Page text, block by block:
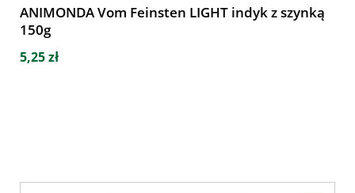
ANIMONDA Vom Feinsten LIGHT indyk z szynką
150g
5,25 zł